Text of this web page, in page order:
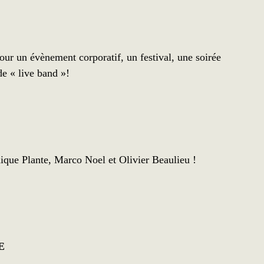
un évènement corporatif, un festival, une soirée
« live band »!
Plante, Marco Noel et Olivier Beaulieu !